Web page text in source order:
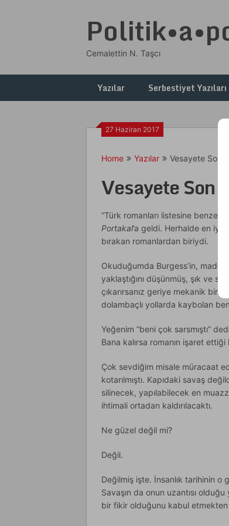
Cemalettin N. Taşcı
Yazılar Serbestiyet Yazıları
27 Haziran 2017
Home Yazılar Vesayete Son
Vesayete Son
“Türk romanları listesine benzer
Portakal’a geldi. Herhalde en iyi
bırakan romanlardan biriydi.
Okuduğumda Burgess’in,
yaklaştığını düşünmüş, şık ve
çıkarırsanız geriye mekanik bir
dolambaçlı yollarda kaybolan
Yeğenim “beni çok sarsmıştı”
Bana kalırsa romanın işaret
Çok sevdiğim misale müracaat
kotarılmıştı. Kapıdaki savaş
silinecek, yapılabilecek en
ihtimali ortadan kaldırılacaktı.
Ne güzel değil mi?
Değil.
Değilmiş işte. İnsanlık tarihinin o
Savaşın da onun uzantısı
bir fikir olduğunu kabul